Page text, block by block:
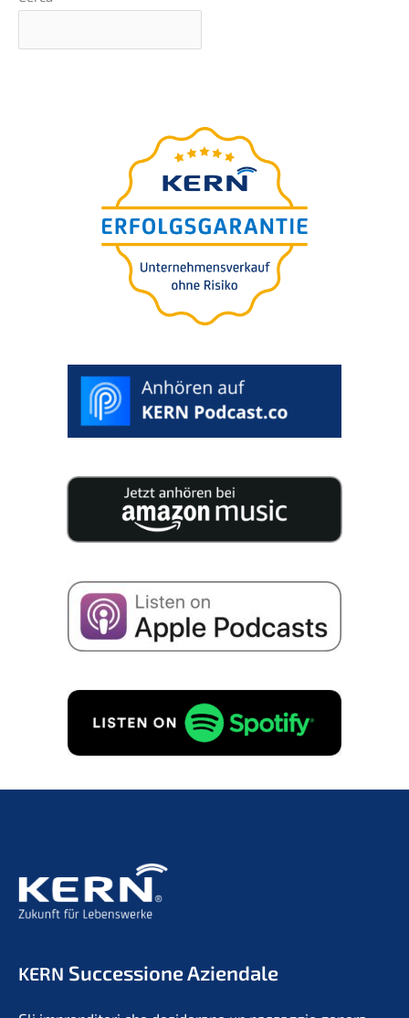
Webinar di basepresen­ta­to da Nils
Koerber
Acqui­si­zio­ni e fusio­ni
aziend­a­li senze rischi e
perdi­te di valore
KERN Succes­sio­ne Aziendale